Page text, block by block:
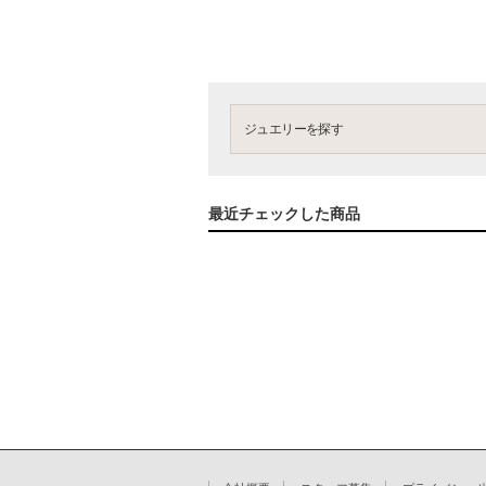
ジュエリーを探す
最近チェックした商品